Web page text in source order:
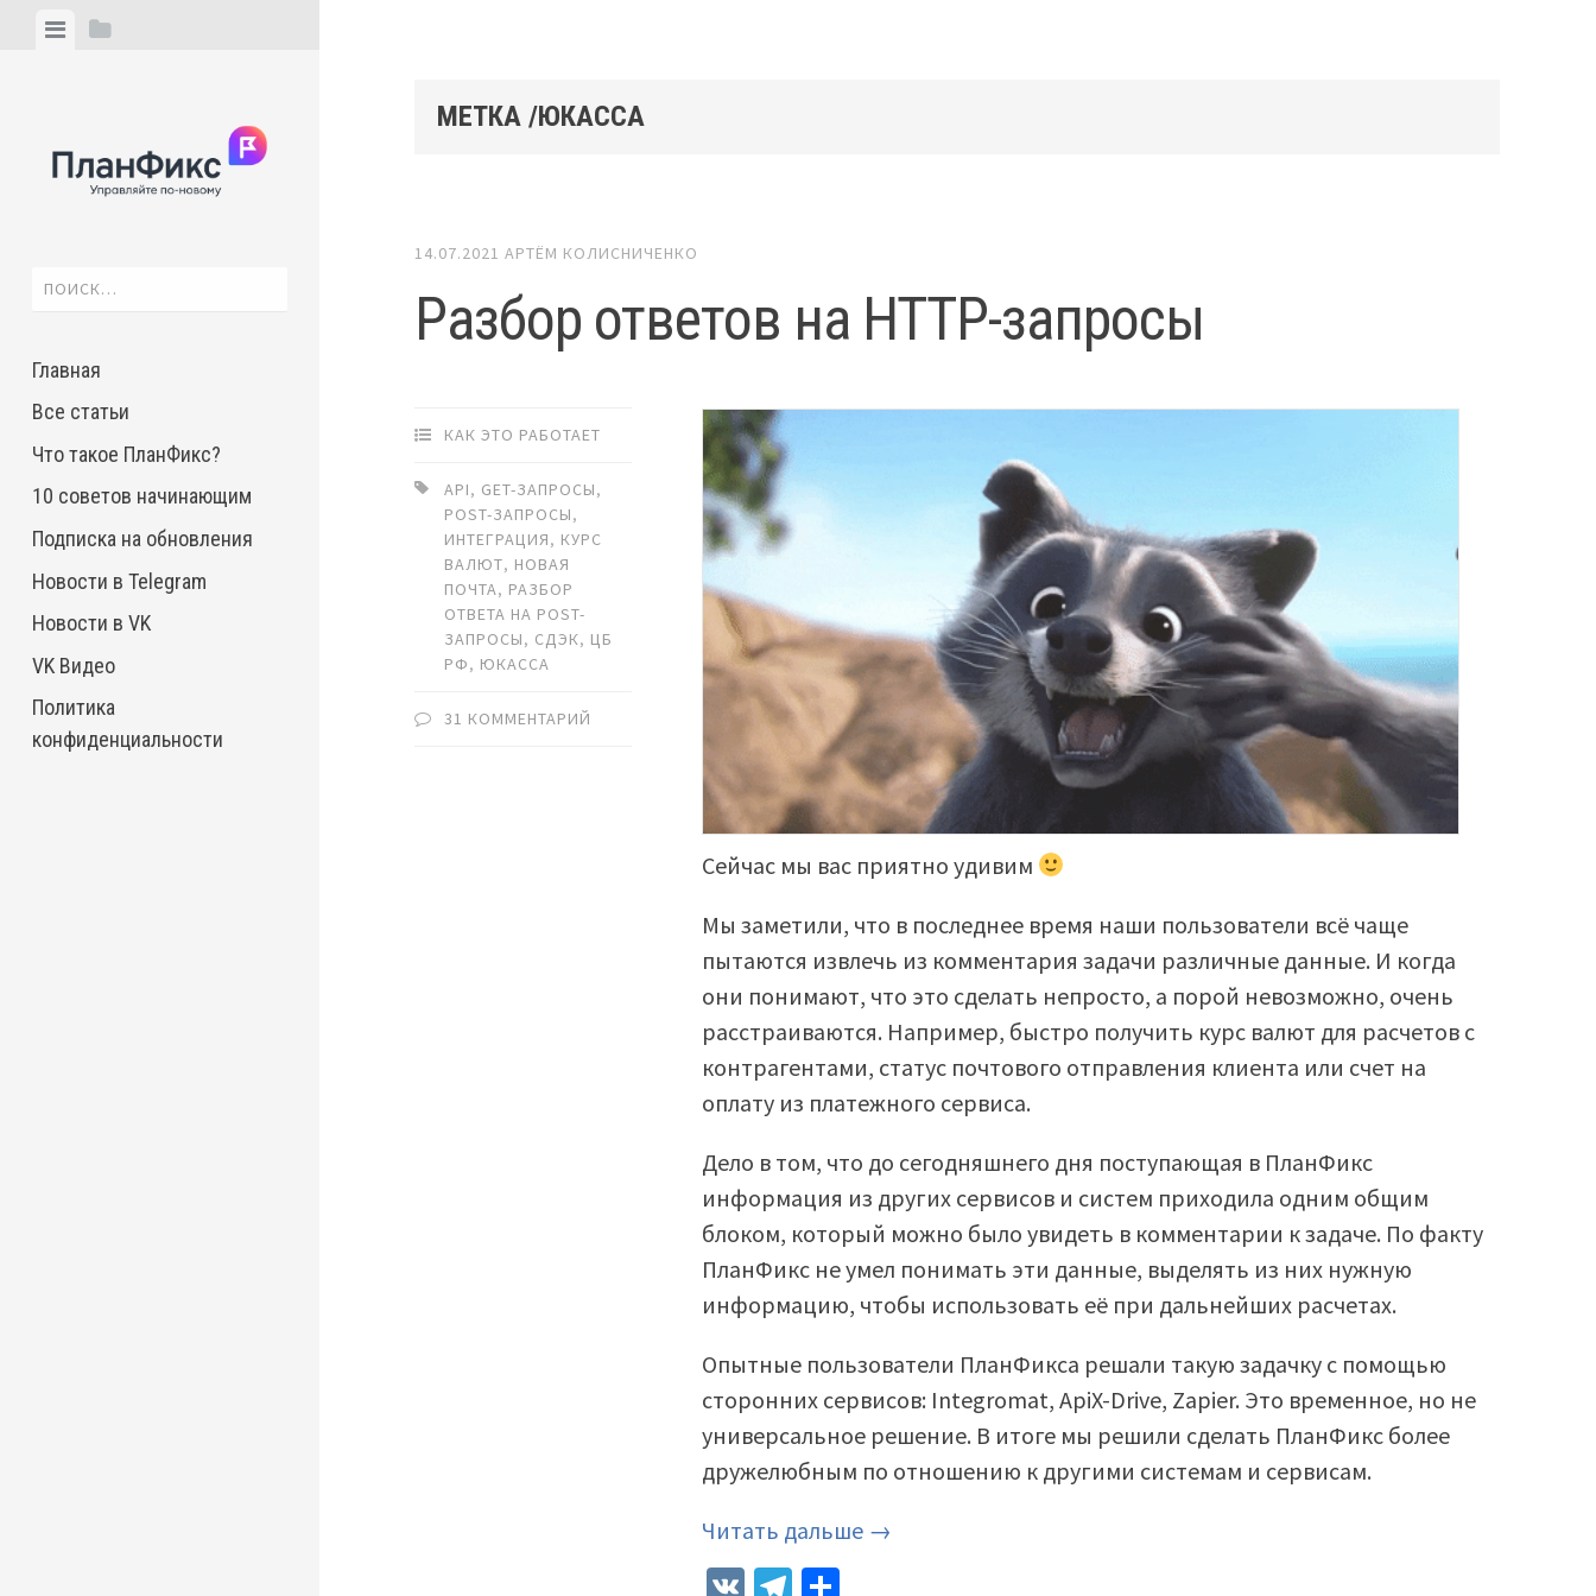
ViewView
Найти:
Главная
Все статьи
Что такое ПланФикс?
10 советов начинающим
Подписка на обновления
Новости в Telegram
Новости в VK
VK Видео
Политика
конфиденциальности
МЕТКА /ЮКАССА
14.07.2021 АРТЁМ КОЛИСНИЧЕНКО
Разбор ответов на HTTP-запросы
КАК ЭТО РАБОТАЕТ
API, GET-ЗАПРОСЫ,
POST-ЗАПРОСЫ,
ИНТЕГРАЦИЯ, КУРС
ВАЛЮТ, НОВАЯ
ПОЧТА, РАЗБОР
ОТВЕТА НА POST-
ЗАПРОСЫ, СДЭК, ЦБ
РФ, ЮКАССА
31 КОММЕНТАРИЙ
Сейчас мы вас приятно удивим
Мы заметили, что в последнее время наши пользователи всё чаще
пытаются извлечь из комментария задачи различные данные. И когда
они понимают, что это сделать непросто, а порой невозможно, очень
расстраиваются. Например, быстро получить курс валют для расчетов с
контрагентами, статус почтового отправления клиента или счет на
оплату из платежного сервиса.
Дело в том, что до сегодняшнего дня поступающая в ПланФикс
информация из других сервисов и систем приходила одним общим
блоком, который можно было увидеть в комментарии к задаче. По факту
ПланФикс не умел понимать эти данные, выделять из них нужную
информацию, чтобы использовать её при дальнейших расчетах.
Опытные пользователи ПланФикса решали такую задачку с помощью
сторонних сервисов: Integromat, ApiX-Drive, Zapier. Это временное, но не
универсальное решение. В итоге мы решили сделать ПланФикс более
дружелюбным по отношению к другими системам и сервисам.
Читать дальше →
VK Telegram